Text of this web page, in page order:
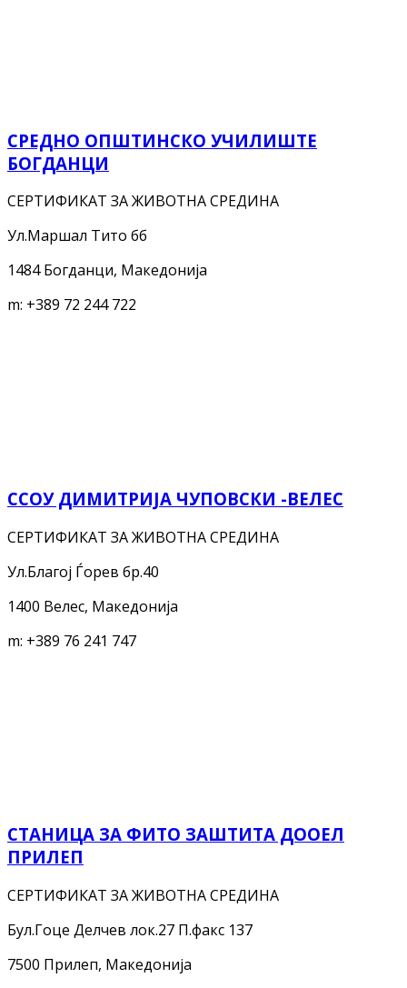
СРЕДНО ОПШТИНСКО УЧИЛИШТЕ
БОГДАНЦИ
СЕРТИФИКАТ ЗА ЖИВОТНА СРЕДИНА
Ул.Маршал Тито бб
1484 Богданци, Македонија
m: +389 72 244 722
ССОУ ДИМИТРИЈА ЧУПОВСКИ -ВЕЛЕС
СЕРТИФИКАТ ЗА ЖИВОТНА СРЕДИНА
Ул.Благој Ѓорев бр.40
1400 Велес, Македонија
m: +389 76 241 747
СТАНИЦА ЗА ФИТО ЗАШТИТА ДООЕЛ
ПРИЛЕП
СЕРТИФИКАТ ЗА ЖИВОТНА СРЕДИНА
Бул.Гоце Делчев лок.27 П.факс 137
7500 Прилеп, Македонија